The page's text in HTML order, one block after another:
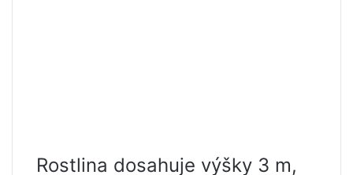
Rostlina dosahuje výšky 3 m,